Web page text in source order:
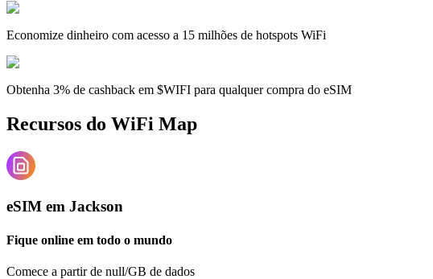
Economize dinheiro com acesso a 15 milhões de hotspots WiFi
Obtenha 3% de cashback em $WIFI para qualquer compra do eSIM
Recursos do WiFi Map
eSIM em Jackson
Fique online em todo o mundo
Comece a partir de null/GB de dados